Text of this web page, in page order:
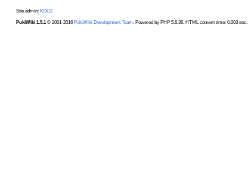
Site admin: KOU2
PukiWiki 1.5.1© 2001-2016 PukiWiki Development Team. Powered by PHP 5.6.36. HTML convert time: 0.003 sec.